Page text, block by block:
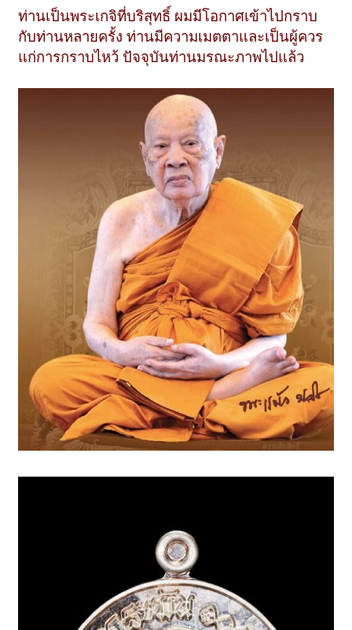
ท่านเป็นพระเกจิที่บริสุทธิ์ ผมมีโอกาศเข้าไปกราบ
กับท่านหลายครั้ง ท่านมีความเมตตาและเป็นผู้ควร
แก่การกราบไหว้ ปัจจุบันท่านมรณะภาพไปแล้ว